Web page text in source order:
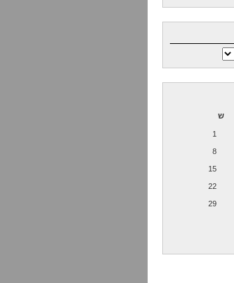
ש
1
8
15
22
29